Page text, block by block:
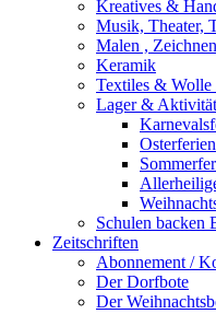
Kreatives &
Musik, Theater,
Malen ,
Keramik
Textiles &
Lager &
Osterferien
Schulen backen
Zeitschriften
Abonnement /
Der Dorfbote
Der